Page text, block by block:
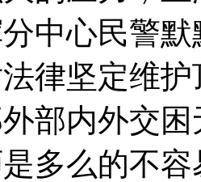
中心民警
律坚定维
部内外交
多么的不容